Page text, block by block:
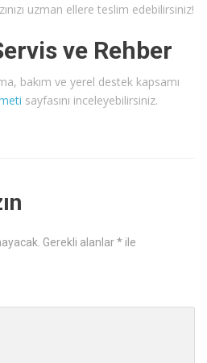
uzman ellere teslim edebilirsiniz!
ve Rehber
bakım ve yerel destek kapsamı
sayfasını inceleyebilirsiniz.
Gerekli alanlar* ile